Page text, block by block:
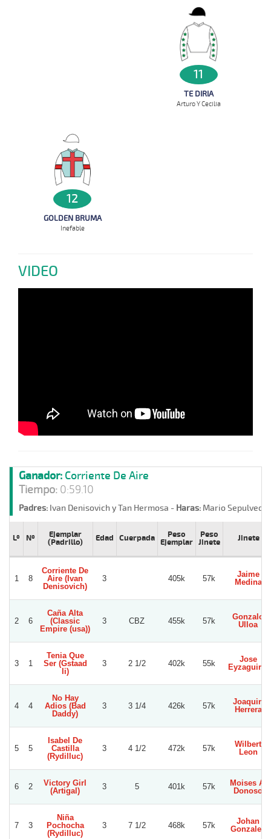
11
TE DIRIA
Arturo Y Cecilia
12
GOLDEN BRUMA
Inefable
VIDEO
Ganador: Corriente De Aire
Tiempo: 0:59.10
Padres: Ivan Denisovich y Tan Hermosa - Haras: Mario
Lº Nº
Ejemplar
(Padrillo)
Edad Cuerpada
Peso
Ejemplar
Peso
Jinete
Jinete
1 8
Corriente De
Aire (Ivan
Denisovich)
3 405k 57k
Jaime
Medina
2 6
Caña Alta
(Classic
Empire (usa))
3 CBZ 455k 57k
Gonzalo
Ulloa
3 1
Tenia Que
Ser (Gstaad
Ii)
3 2 1/2 402k 55k
Jose
Eyzaguirre
4 4
No Hay
Adios (Bad
Daddy)
3 3 1/4 426k 57k
Joaquin
Herrera
5 5
Isabel De
Castilla
(Rydilluc)
3 4 1/2 472k 57k
Wilbert
Leon
6 2
Victory Girl
(Artigal)
3 5 401k 57k
Moises A.
Donoso
7 3
Niña
Pochocha
(Rydilluc)
3 7 1/2 468k 57k
Johan
Gonzalez